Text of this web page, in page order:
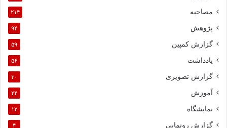
مصاحبه ۲۱۴
پژوهش ۹۴
گزارش کمپین ۵۹
یادداشت ۵۶
گزارش تصویری ۳۰
آموزش ۲۴
نمایشگاه ۱۲
گزارش رونمایی ۴